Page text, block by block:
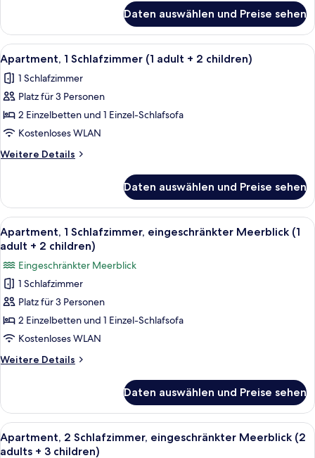
2
children)
anzeigen
1
Schlafzimmer,
eingeschränkter
Meerblick
(2
adults
2
children)
Daten auswählen und Preise sehen
Alle
Fotos
für
Apartment,
1
Schlafzimmer
(1
adult
2
children)
anzeigen
Ein Doppelbett mit grauem Kopfteil,
4
Apartment, 1 Schlafzimmer (1 adult + 2 children)
1 Schlafzimmer
Platz für 3 Personen
2 Einzelbetten und 1 Einzel-Schlafsofa
Kostenloses WLAN
Weitere Details
Weitere
1
Schlafzimmer
(1
adult
2
children)
Daten auswählen und Preise sehen
Alle
Fotos
Apartment,
Schlafzimmer,
eingeschränkter
Meerblick
(1
adult
2
children)
anzeigen
Ein Doppelbett mit grauem Kopfteil,
6
Apartment, 1 Schlafzimmer, eingeschränkter Meerblick (1
adult + 2 children)
Eingeschränkter Meerblick
1 Schlafzimmer
Platz für 3 Personen
2 Einzelbetten und 1 Einzel-Schlafsofa
Kostenloses WLAN
Weitere Details
Weitere
1
Schlafzimmer,
eingeschränkter
Meerblick
Daten auswählen und Preise sehen
Alle
Fotos
Ein Doppelbett mit grauem Kopfteil,
5
Apartment, 2 Schlafzimmer, eingeschränkter Meerblick (2
adults + 3 children)